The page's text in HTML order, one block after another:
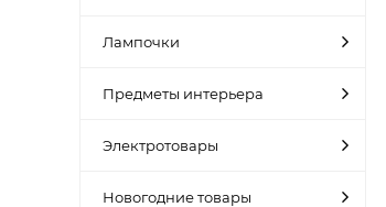
Лампочки
Предметы интерьера
Электротовары
Новогодние товары